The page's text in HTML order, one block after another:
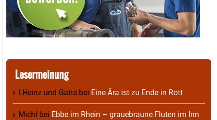
Lesermeinung
I.Heinz und Gatte bei Eine Ära ist zu Ende in Rott
Michl bei Ebbe im Rhein – grauebraune Fluten im Inn